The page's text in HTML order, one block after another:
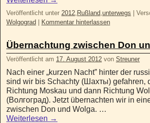
Veröffentlicht unter 2012, Rußland,unterwegs
Wolgograd
Kommentar hinterlassen
Übernachtung zwischen Don
Veröffentlicht am 17. August 2012 von Streuner
Nach einer „kurzen Nacht” hinter der
sind wir bis Schachty (Шахты) gefahren,
Richtung Moskau und dann Richtung
(Волгоград). Jetzt übernachten wir in
zwischen Don und Wolga. …
Weiterlesen →